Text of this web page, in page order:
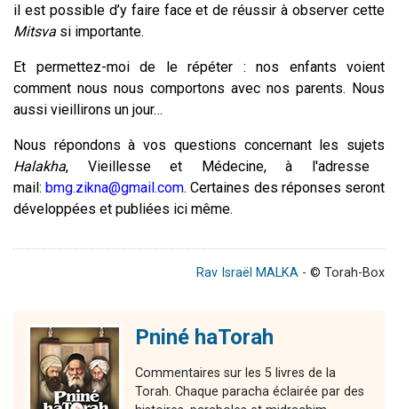
il est possible d’y faire face et de réussir à observer cette
Mitsva si importante.
Et permettez-moi de le répéter : nos enfants voient
comment nous nous comportons avec nos parents. Nous
aussi vieillirons un jour…
Nous répondons à vos questions concernant les sujets
Halakha, Vieillesse et Médecine, à l'adresse
mail:bmg.zikna@gmail.com. Certaines des réponses seront
développées et publiées ici même.
Rav Israël MALKA - © Torah-Box
Pniné haTorah
Commentaires sur les 5 livres de la
Torah. Chaque paracha éclairée par des